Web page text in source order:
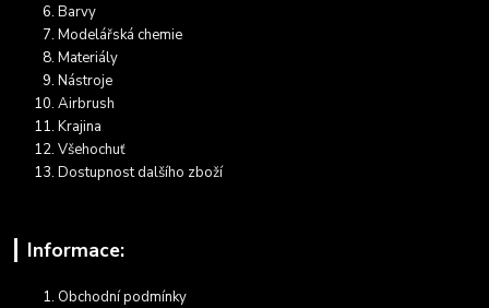
Barvy
Modelářská chemie
Materiály
Nástroje
Airbrush
Krajina
Všehochuť
Dostupnost dalšího zboží
Informace:
Obchodní podmínky